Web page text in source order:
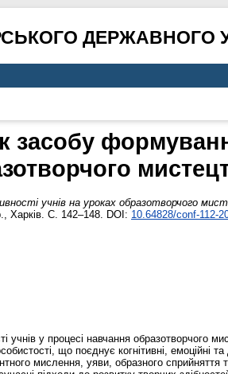
ДЕРЖАВНОГО
засобу
учнів на уроках образотворчого
Харків. С. 142–148. DOI: 10.64828/conf-112-
у процесі навчання образотворчого
що поєднує когнітивні, емоційні та
мислення, уяви, образного сприйняття